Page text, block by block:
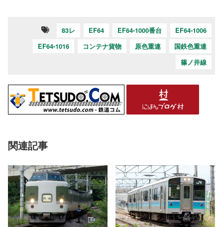
83レ EF64 EF64-1000番台
EF64-1006
EF64-1016
コンテナ貨物 原色重連
国鉄色重連
篠ノ井線
関連記事